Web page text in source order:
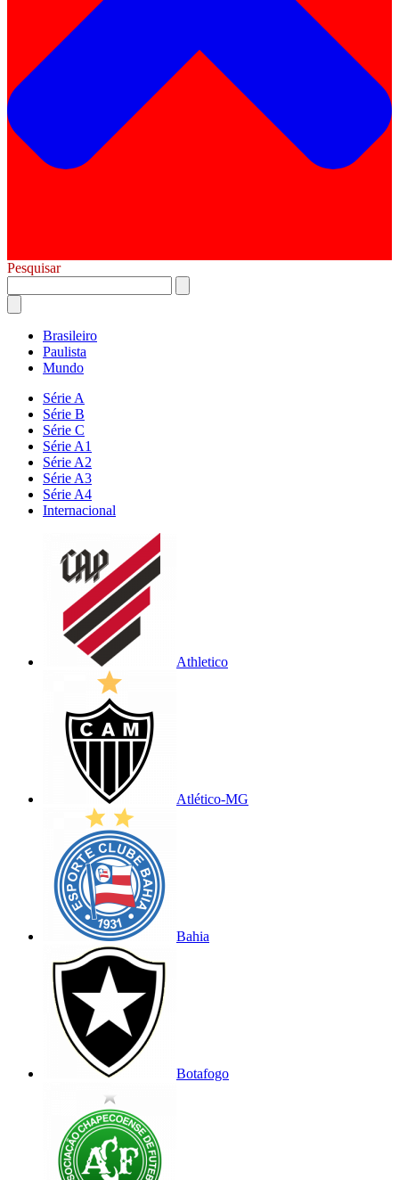
Pesquisar
Brasileiro
Paulista
Mundo
Série A
Série B
Série C
Série A1
Série A2
Série A3
Série A4
Internacional
Athletico
Atlético-MG
Bahia
Botafogo